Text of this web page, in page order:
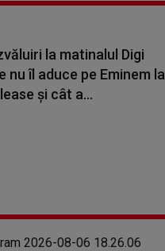
la matinalul Digi
nu îl aduce pe Eminem la
și cât a...